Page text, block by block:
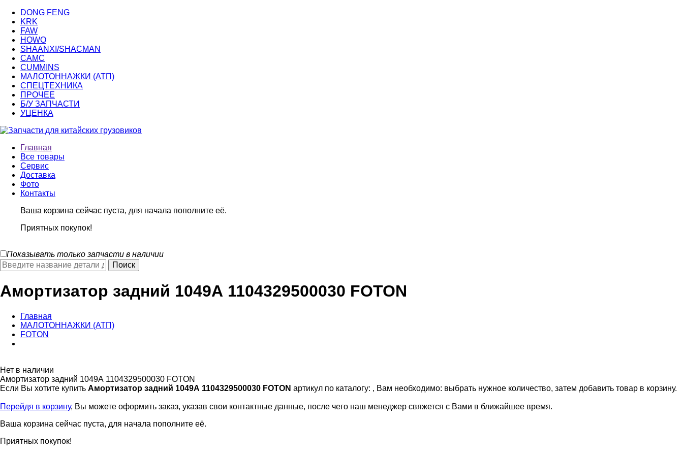
DONG FENG
KRK
FAW
HOWO
SHAANXI/SHACMAN
CAMC
CUMMINS
МАЛОТОННАЖКИ (АТП)
СПЕЦТЕХНИКА
ПРОЧЕЕ
Б/У ЗАПЧАСТИ
УЦЕНКА
Главная
Все товары
Сервис
Доставка
Фото
Контакты
Ваша корзина сейчас пуста, для начала пополните её.
Приятных покупок!
Показывать только запчасти в наличии
Амортизатор задний 1049А 1104329500030 FOTON
Главная
МАЛОТОННАЖКИ (АТП)
FOTON
Нет в наличии
Амортизатор задний 1049А 1104329500030 FOTON
Если Вы хотите купить Амортизатор задний 1049А 1104329500030 FOTON артикул по каталогу: , Вам необходимо: выбрать нужное количество, затем добавить товар в корзину.
Перейдя в корзину, Вы можете оформить заказ, указав свои контактные данные, после чего наш менеджер свяжется с Вами в ближайшее время.
Ваша корзина сейчас пуста, для начала пополните её.
Приятных покупок!